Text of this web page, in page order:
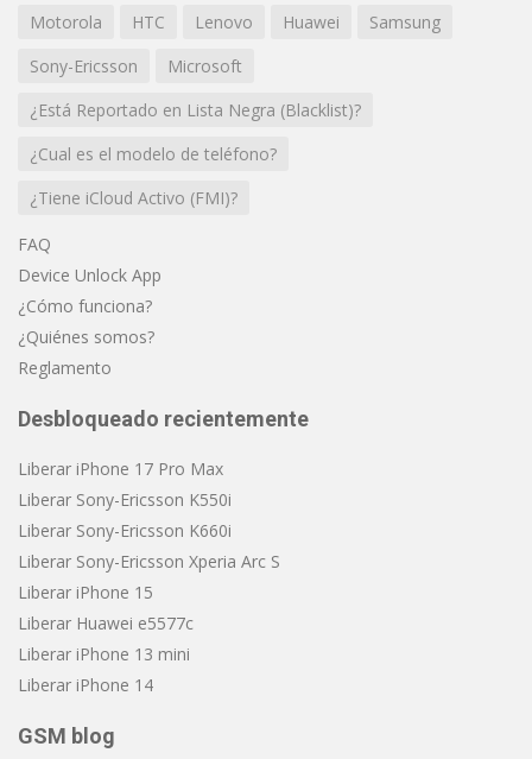
Motorola
HTC Lenovo Huawei
Samsung
Sony-Ericsson
Microsoft
¿Está Reportado en Lista Negra (Blacklist)?
¿Cual es el modelo de teléfono?
¿Tiene iCloud Activo (FMI)?
FAQ
Device Unlock App
¿Cómo funciona?
¿Quiénes somos?
Reglamento
Desbloqueado recientemente
Liberar iPhone 17 Pro Max
Liberar Sony-Ericsson K550i
Liberar Sony-Ericsson K660i
Liberar Sony-Ericsson Xperia Arc S
Liberar iPhone 15
Liberar Huawei e5577c
Liberar iPhone 13 mini
Liberar iPhone 14
GSM blog